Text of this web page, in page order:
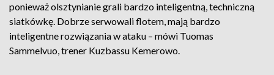
ponieważ olsztynianie grali bardzo inteligentną, techniczną
siatkówkę. Dobrze serwowali flotem, mają bardzo
inteligentne rozwiązania w ataku – mówi Tuomas
Sammelvuo, trener Kuzbassu Kemerowo.